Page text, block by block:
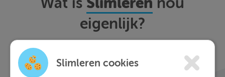
eigenlijk?
Met Slimleren oefen je online voor de vakken
waar je nog wat moeite mee hebt, waar en
wanneer je maar wilt. Theorie-uitleg, video-
Slimleren cookies